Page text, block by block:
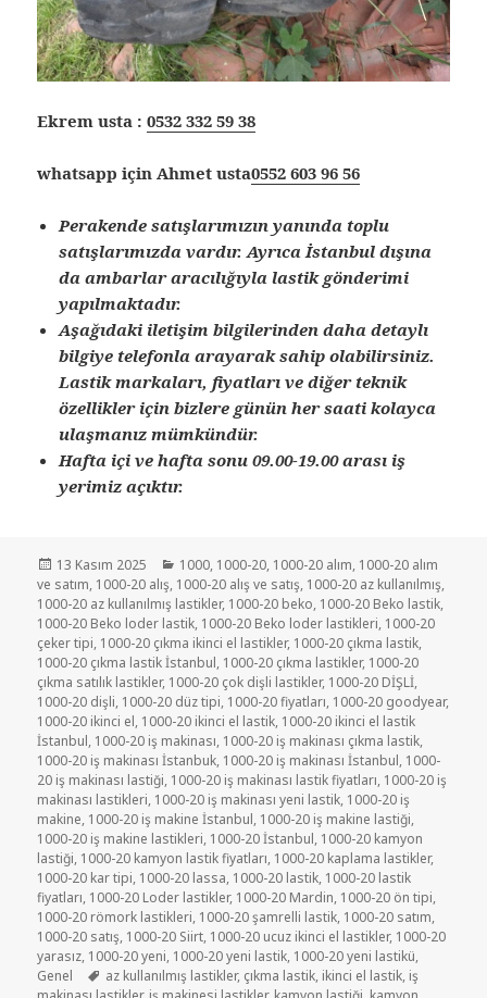
Ekrem usta :0532 332 59 38
whatsapp için Ahmet usta0552 603 96 56
Perakende satışlarımızın yanında toplu
satışlarımızda vardır. Ayrıca İstanbul dışına
da ambarlar aracılığıyla lastik gönderimi
yapılmaktadır.
Aşağıdaki iletişim bilgilerinden daha detaylı
bilgiye telefonla arayarak sahip olabilirsiniz.
Lastik markaları, fiyatları ve diğer teknik
özellikler için bizlere günün her saati kolayca
ulaşmanız mümkündür.
Hafta içi ve hafta sonu 09.00-19.00 arası iş
yerimiz açıktır.
Yayın
tarihi
13 Kasım 2025 Kategoriler
1000, 1000-20, 1000-20 alım, 1000-20 alım
ve satım, 1000-20 alış, 1000-20 alış ve satış, 1000-20 az kullanılmış,
1000-20 az kullanılmış lastikler, 1000-20 beko, 1000-20 Beko lastik,
1000-20 Beko loder lastik, 1000-20 Beko loder lastikleri, 1000-20
çeker tipi, 1000-20 çıkma ikinci el lastikler, 1000-20 çıkma lastik,
1000-20 çıkma lastik İstanbul, 1000-20 çıkma lastikler, 1000-20
çıkma satılık lastikler, 1000-20 çok dişli lastikler, 1000-20 DİŞLİ,
1000-20 dişli, 1000-20 düz tipi, 1000-20 fiyatları, 1000-20 goodyear,
1000-20 ikinci el, 1000-20 ikinci el lastik, 1000-20 ikinci el lastik
İstanbul, 1000-20 iş makinası, 1000-20 iş makinası çıkma lastik,
1000-20 iş makinası İstanbuk, 1000-20 iş makinası İstanbul, 1000-
20 iş makinası lastiği, 1000-20 iş makinası lastik fiyatları, 1000-20 iş
makinası lastikleri, 1000-20 iş makinası yeni lastik, 1000-20 iş
makine, 1000-20 iş makine İstanbul, 1000-20 iş makine lastiği,
1000-20 iş makine lastikleri, 1000-20 İstanbul, 1000-20 kamyon
lastiği, 1000-20 kamyon lastik fiyatları, 1000-20 kaplama lastikler,
1000-20 kar tipi, 1000-20 lassa, 1000-20 lastik, 1000-20 lastik
fiyatları, 1000-20 Loder lastikler, 1000-20 Mardin, 1000-20 ön tipi,
1000-20 römork lastikleri, 1000-20 şamrelli lastik, 1000-20 satım,
1000-20 satış, 1000-20 Siirt, 1000-20 ucuz ikinci el lastikler, 1000-20
yarasız, 1000-20 yeni, 1000-20 yeni lastik, 1000-20 yeni lastikü,
Genel
Etiketler
az kullanılmış lastikler, çıkma lastik, ikinci el lastik, iş